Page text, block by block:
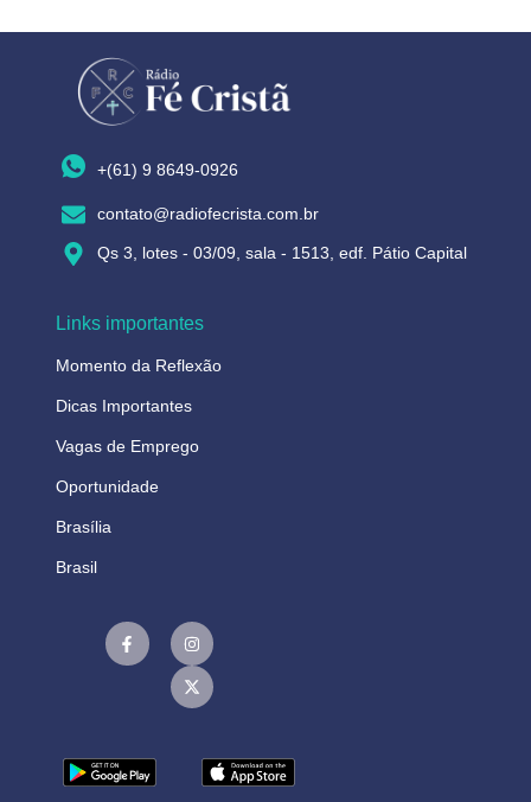
+(61) 9 8649-0926
contato@radiofecrista.com.br
Qs 3, lotes - 03/09, sala - 1513, edf. Pátio Capital
Links importantes
Momento da Reflexão
Dicas Importantes
Vagas de Emprego
Oportunidade
Brasília
Brasil